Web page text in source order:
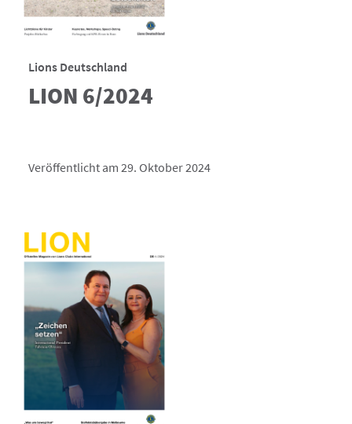
Lions Deutschland
LION 6/2024
Veröffentlicht am 29. Oktober 2024